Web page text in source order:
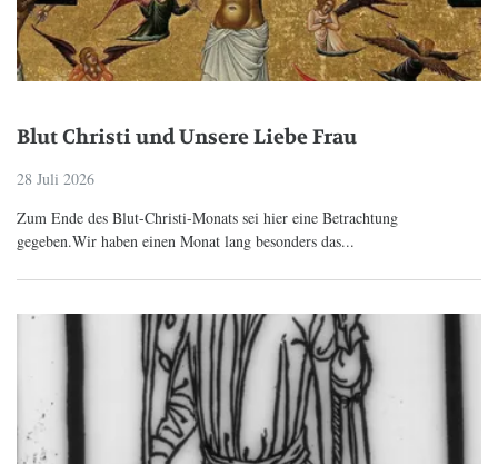
Blut Christi und Unsere Liebe Frau
28 Juli 2026
Zum Ende des Blut-Christi-Monats sei hier eine Betrachtung
gegeben.Wir haben einen Monat lang besonders das...